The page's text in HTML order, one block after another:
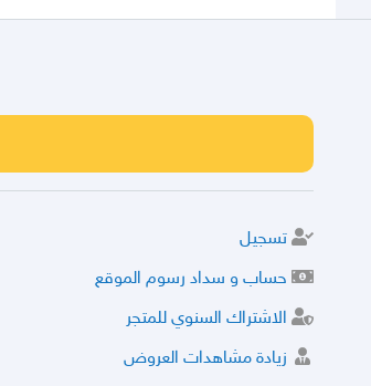
تسجيل
حساب و سداد رسوم الموقع
الاشتراك السنوي للمتجر
زيادة مشاهدات العروض